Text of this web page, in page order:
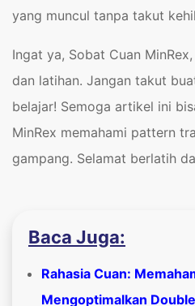
yang muncul tanpa takut
Ingat ya, Sobat Cuan
dan latihan. Jangan takut
belajar! Semoga artikel ini
MinRex memahami pattern
gampang. Selamat berlatih
Baca Juga:
Rahasia Cuan:
Mengoptimalkan